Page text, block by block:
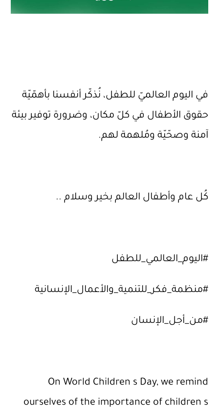
للطفل، نُذكّر أنفسنا بأهمّيّة
كلّ مكان، وضرورة توفير بيئة
لهم.
بخير وسلام ..
On World Children s
ourselves of the